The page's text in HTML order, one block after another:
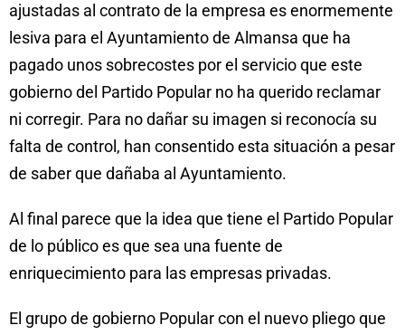
ajustadas al contrato de la empresa es enormemente
lesiva para el Ayuntamiento de Almansa que ha
pagado unos sobrecostes por el servicio que este
gobierno del Partido Popular no ha querido reclamar
ni corregir. Para no dañar su imagen si reconocía su
falta de control, han consentido esta situación a pesar
de saber que dañaba al Ayuntamiento.
Al final parece que la idea que tiene el Partido Popular
de lo público es que sea una fuente de
enriquecimiento para las empresas privadas.
E l grupo de gobierno Popular con el nuevo pliego que